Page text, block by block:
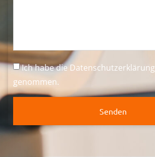
Ich habe dieDatenschutzerklärung
genommen.
Senden